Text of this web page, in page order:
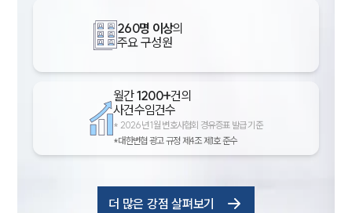
260명 이상의
주요 구성원
월간1200+건의
사건수임건수
* 2026년 1월 변호사협회 경유증표 발급 기준
*대한변협 광고 규정 제4조 제1호 준수
더 많은 강점 살펴보기